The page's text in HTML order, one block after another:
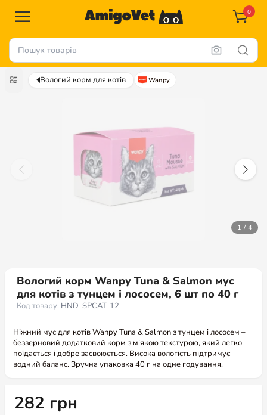
0
Вологий корм для котів Wanpy
1 / 4
Вологий корм Wanpy Tuna & Salmon мус
для котів з тунцем і лососем, 6 шт по 40 г
Код товару: HND-SPCAT-12
Ніжний мус для котів Wanpy Tuna & Salmon з тунцем і лососем –
беззерновий додатковий корм з м’якою текстурою, який легко
поїдається і добре засвоюється. Висока вологість підтримує
водний баланс. Зручна упаковка 40 г на одне годування.
282 грн